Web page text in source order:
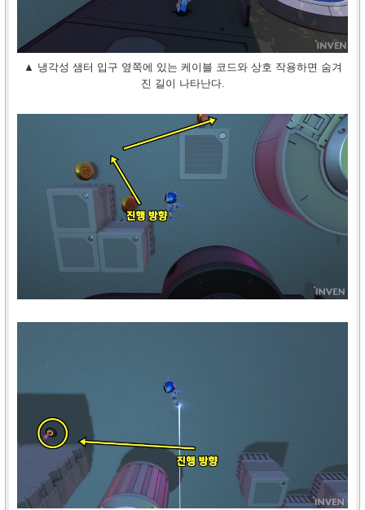
▲ 냉각성 샘터 입구 옆쪽에 있는 케이블 코드와 상호 작용하면 숨겨
진 길이 나타난다.